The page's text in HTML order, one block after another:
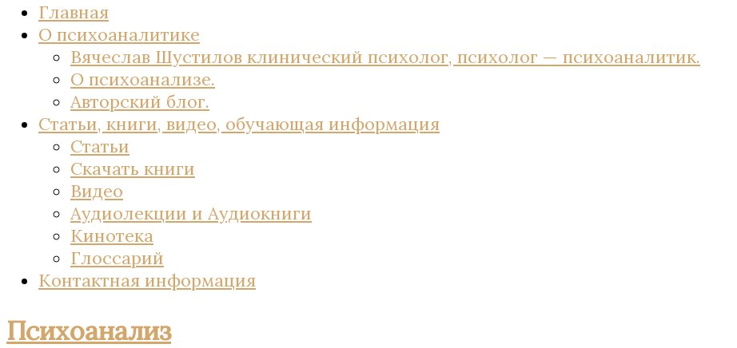
Главная
О психоаналитике
Вячеслав Шустилов клинический психолог, психолог — психоаналитик.
О психоанализе.
Авторский блог.
Статьи, книги, видео, обучающая информация
Статьи
Скачать книги
Видео
Аудиолекции и Аудиокниги
Кинотека
Глоссарий
Контактная информация
Психоанализ